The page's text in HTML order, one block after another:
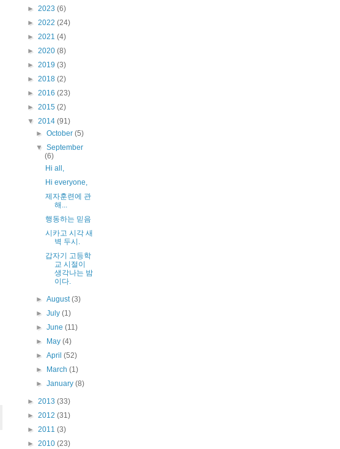
► 2023 (6)
► 2022 (24)
► 2021 (4)
► 2020 (8)
► 2019 (3)
► 2018 (2)
► 2016 (23)
► 2015 (2)
▼ 2014 (91)
►October(5)
▼September
(6)
Hi all,
Hi everyone,
제자훈련에 관
해...
행동하는 믿음
시카고 시각 새
벽 두시.
갑자기 고등학
교 시절이
생각나는 밤
이다.
►August(3)
►July(1)
►June(11)
►
May(4)
►April(52)
►
March(1)
►January(8)
► 2013 (33)
► 2012 (31)
► 2011 (3)
► 2010 (23)